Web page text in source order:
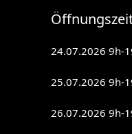
24.07.2026 9h-
25.07.2026 9h-
26.07.2026 9h-